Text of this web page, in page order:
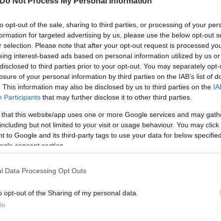
opt-out of the sale, sharing to third parties, or processing of your
for targeted advertising by us, please use the below opt-out
selection. Please note that after your opt-out request is processed
interest-based ads based on personal information utilized by us
to third parties prior to your opt-out. You may separately
of your personal information by third parties on the IAB’s list of
This information may also be disclosed by us to third parties on the
Participants that may further disclose it to other third parties.
that this website/app uses one or more Google services and may
but not limited to your visit or usage behaviour. You may
to Google and its third-party tags to use your data for below
consent section.
Data Processing Opt Outs
opt-out of the Sharing of my personal data.
ο Νέος Οικοδομικός Κανονισμός. Το Ανώτατο
αντίκεινται στο Σύνταγμα και έτσι δεν
έκρινε πως «το σύστημα των διατάξεων
κίνητρα προσαύξησης των όρων
με αντιστάθμισμα την ενεργειακή
των χώρων πρασίνου, αντίκειται στo άρθρο 24
Σύνταγμα η μη προσμέτρηση στον συντελεστή
εξωστών (παταριών) και του χώρου κύριας
της πισίνας με φυτεμένη επιφάνεια (άρ. 19 παρ.
να κατασκευάζονται προσμετρώμενα στον